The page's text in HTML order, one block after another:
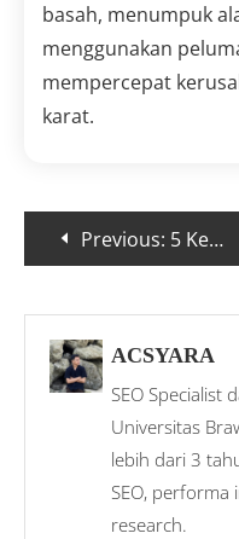
basah, menumpuk
menggunakan
mempercepat
karat.
Previous: 5 Keuntungan Memakai Mesin Las MIG untuk Bengkel
ACSYARA
SEO Specialist
Universitas
lebih dari 3
SEO, performa
research.